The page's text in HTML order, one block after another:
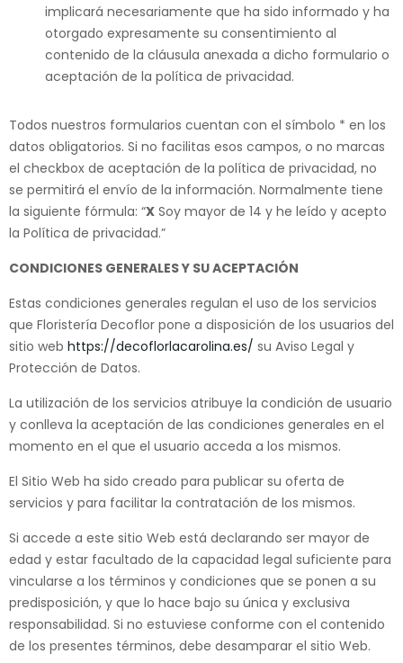
implicará necesariamente que ha sido informado y ha
otorgado expresamente su consentimiento al
contenido de la cláusula anexada a dicho formulario o
aceptación de la política de privacidad.
Todos nuestros formularios cuentan con el símbolo * en los
datos obligatorios. Si no facilitas esos campos, o no marcas
el checkbox de aceptación de la política de privacidad, no
se permitirá el envío de la información. Normalmente tiene
la siguiente fórmula: “X Soy mayor de 14 y he leído y acepto
la Política de privacidad.”
CONDICIONES GENERALES Y SU ACEPTACIÓN
Estas condiciones generales regulan el uso de los servicios
que Floristería Decoflor pone a disposición de los usuarios del
sitio web https://decoflorlacarolina.es/ su Aviso Legal y
Protección de Datos.
La utilización de los servicios atribuye la condición de usuario
y conlleva la aceptación de las condiciones generales en el
momento en el que el usuario acceda a los mismos.
El Sitio Web ha sido creado para publicar su oferta de
servicios y para facilitar la contratación de los mismos.
Si accede a este sitio Web está declarando ser mayor de
edad y estar facultado de la capacidad legal suficiente para
vincularse a los términos y condiciones que se ponen a su
predisposición, y que lo hace bajo su única y exclusiva
responsabilidad. Si no estuviese conforme con el contenido
de los presentes términos, debe desamparar el sitio Web.